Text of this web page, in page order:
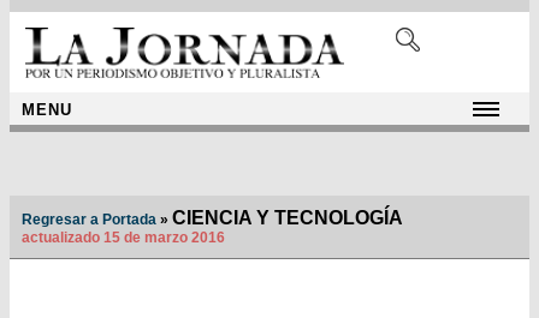
MENU
Regresar a Portada » CIENCIA Y TECNOLOGÍA
actualizado 15 de marzo 2016